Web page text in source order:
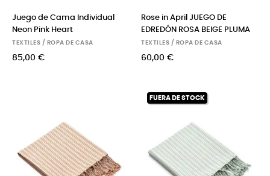
Juego de Cama Individual
Neon Pink Heart
TEXTILES / ROPA DE CASA
85,00 €
Rose in April JUEGO DE
EDREDÓN ROSA BEIGE PLUMA
TEXTILES / ROPA DE CASA
60,00 €
FUERA DE STOCK